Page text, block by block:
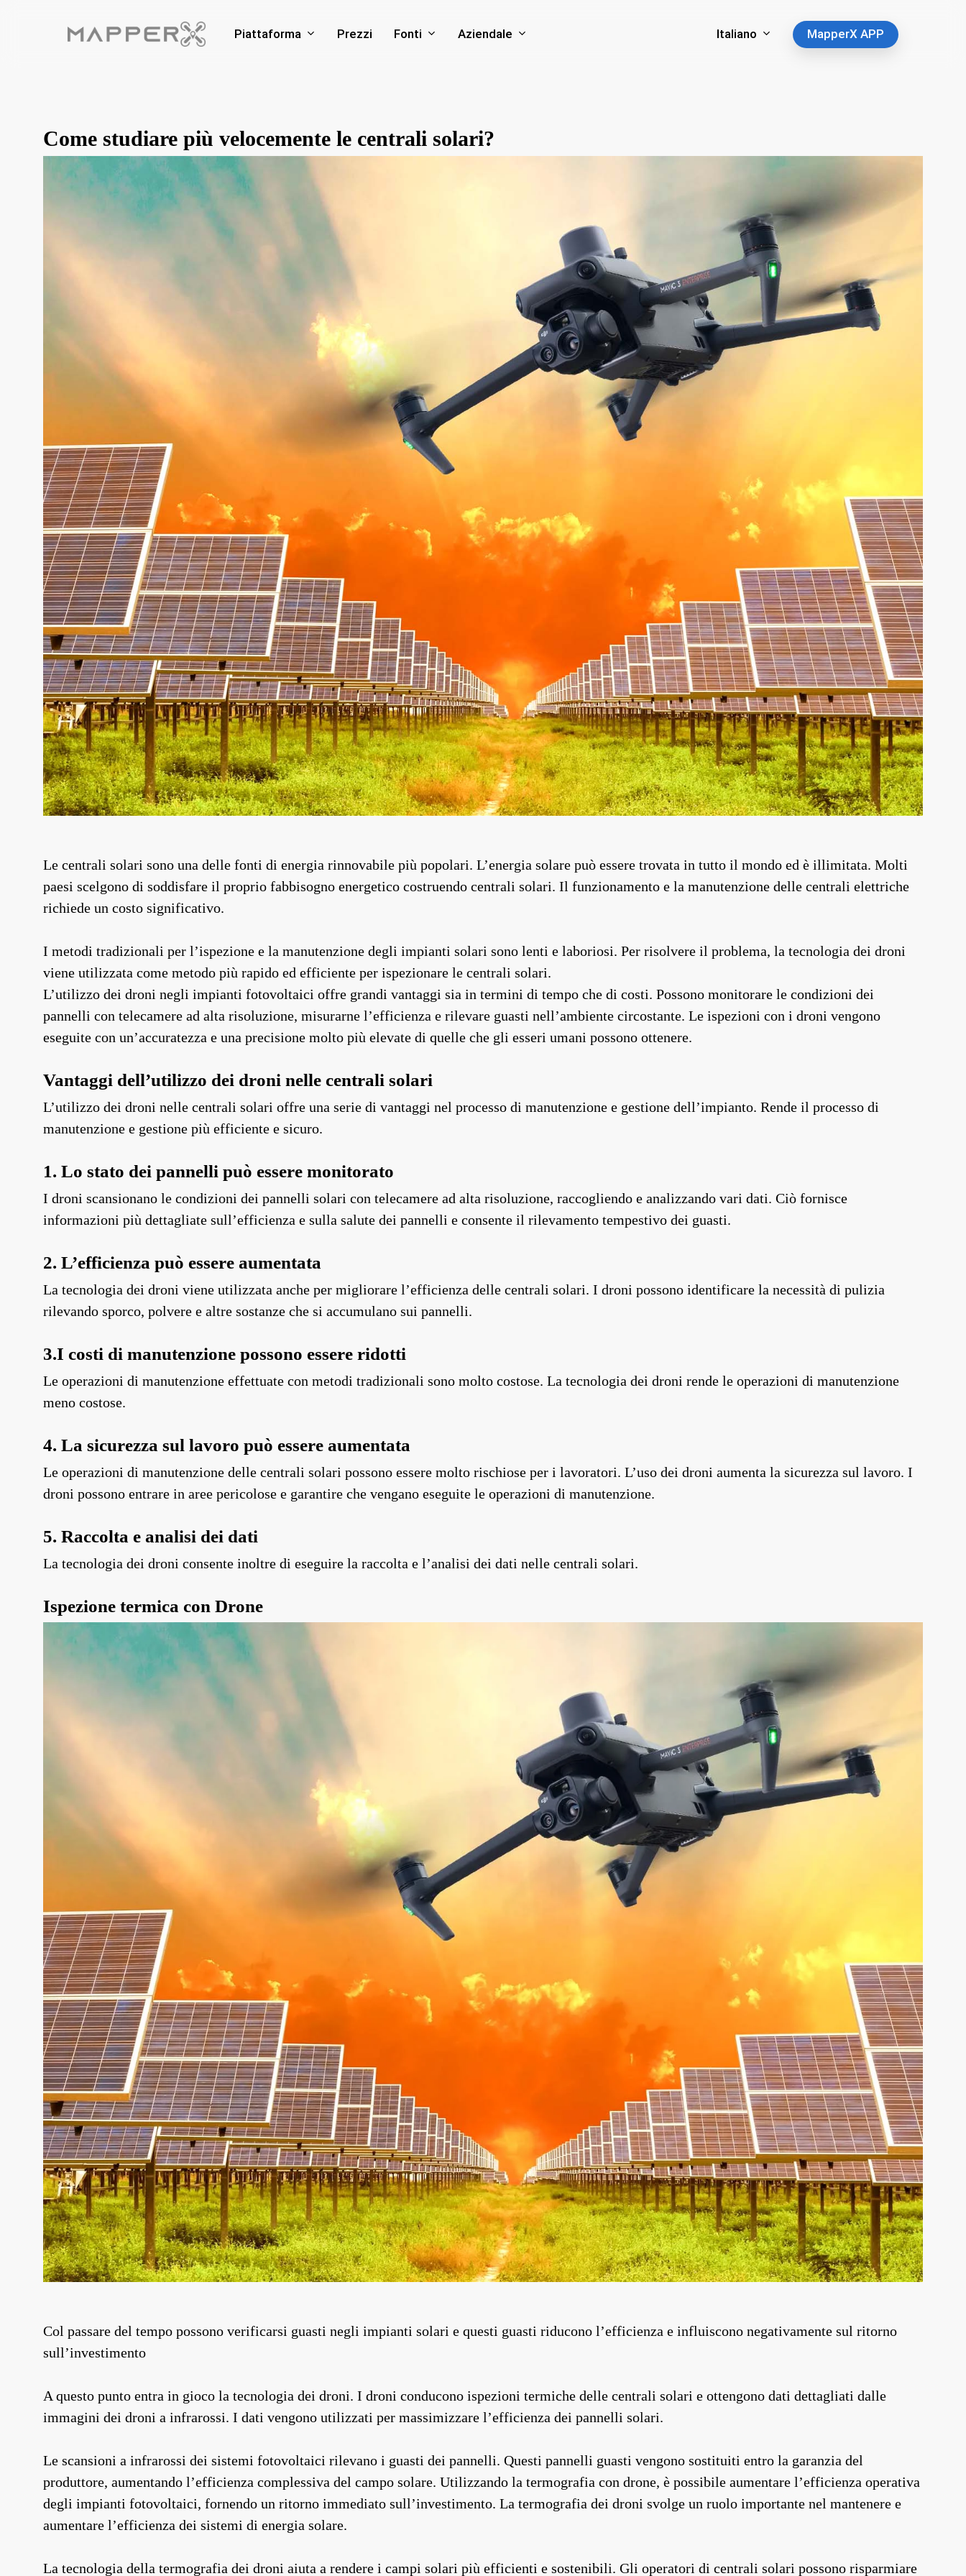
Piattaforma Prezzi Fonti Aziendale Italiano MapperX APP
Come studiare più velocemente le centrali solari?
Le centrali solari sono una delle fonti di energia rinnovabile più popolari. L’energia solare può essere trovata in tutto il mondo ed è illimitata. Molti
paesi scelgono di soddisfare il proprio fabbisogno energetico costruendo centrali solari. Il funzionamento e la manutenzione delle centrali elettriche
richiede un costo significativo.
I metodi tradizionali per l’ispezione e la manutenzione degli impianti solari sono lenti e laboriosi. Per risolvere il problema, la tecnologia dei droni
viene utilizzata come metodo più rapido ed efficiente per ispezionare le centrali solari.
L’utilizzo dei droni negli impianti fotovoltaici offre grandi vantaggi sia in termini di tempo che di costi. Possono monitorare le condizioni dei
pannelli con telecamere ad alta risoluzione, misurarne l’efficienza e rilevare guasti nell’ambiente circostante. Le ispezioni con i droni vengono
eseguite con un’accuratezza e una precisione molto più elevate di quelle che gli esseri umani possono ottenere.
Vantaggi dell’utilizzo dei droni nelle centrali solari
L’utilizzo dei droni nelle centrali solari offre una serie di vantaggi nel processo di manutenzione e gestione dell’impianto. Rende il processo di
manutenzione e gestione più efficiente e sicuro.
1. Lo stato dei pannelli può essere monitorato
I droni scansionano le condizioni dei pannelli solari con telecamere ad alta risoluzione, raccogliendo e analizzando vari dati. Ciò fornisce
informazioni più dettagliate sull’efficienza e sulla salute dei pannelli e consente il rilevamento tempestivo dei guasti.
2. L’efficienza può essere aumentata
La tecnologia dei droni viene utilizzata anche per migliorare l’efficienza delle centrali solari. I droni possono identificare la necessità di pulizia
rilevando sporco, polvere e altre sostanze che si accumulano sui pannelli.
3.I costi di manutenzione possono essere ridotti
Le operazioni di manutenzione effettuate con metodi tradizionali sono molto costose. La tecnologia dei droni rende le operazioni di manutenzione
meno costose.
4. La sicurezza sul lavoro può essere aumentata
Le operazioni di manutenzione delle centrali solari possono essere molto rischiose per i lavoratori. L’uso dei droni aumenta la sicurezza sul lavoro. I
droni possono entrare in aree pericolose e garantire che vengano eseguite le operazioni di manutenzione.
5. Raccolta e analisi dei dati
La tecnologia dei droni consente inoltre di eseguire la raccolta e l’analisi dei dati nelle centrali solari.
Ispezione termica con Drone
Col passare del tempo possono verificarsi guasti negli impianti solari e questi guasti riducono l’efficienza e influiscono negativamente sul ritorno
sull’investimento
A questo punto entra in gioco la tecnologia dei droni. I droni conducono ispezioni termiche delle centrali solari e ottengono dati dettagliati dalle
immagini dei droni a infrarossi. I dati vengono utilizzati per massimizzare l’efficienza dei pannelli solari.
Le scansioni a infrarossi dei sistemi fotovoltaici rilevano i guasti dei pannelli. Questi pannelli guasti vengono sostituiti entro la garanzia del
produttore, aumentando l’efficienza complessiva del campo solare. Utilizzando la termografia con drone, è possibile aumentare l’efficienza operativa
degli impianti fotovoltaici, fornendo un ritorno immediato sull’investimento. La termografia dei droni svolge un ruolo importante nel mantenere e
aumentare l’efficienza dei sistemi di energia solare.
La tecnologia della termografia dei droni aiuta a rendere i campi solari più efficienti e sostenibili. Gli operatori di centrali solari possono risparmiare